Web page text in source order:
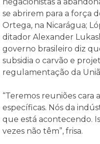
negacionistas a
se abrirem para a força
Ortega, na Nicarágua;
ditador Alexander
governo brasileiro diz
subsidia o carvão e
regulamentação da
“Teremos reuniões cara
específicas. Nós da
que está acontecendo.
vezes não têm”, frisa.